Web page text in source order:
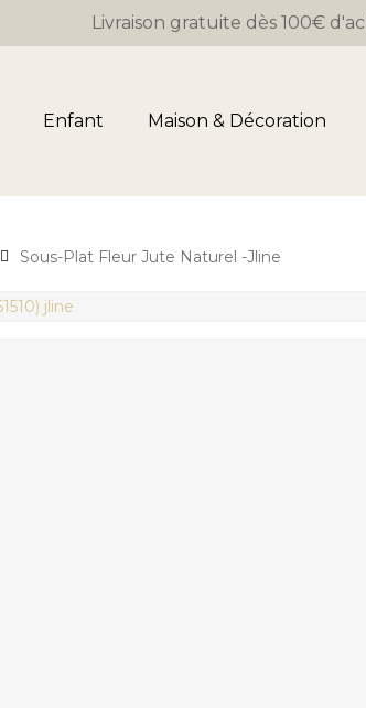
Livraison gratuite dès 100€
Enfant Maison & Décoration
Sous-Plat Fleur Jute Naturel -Jline